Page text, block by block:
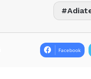
Facebook